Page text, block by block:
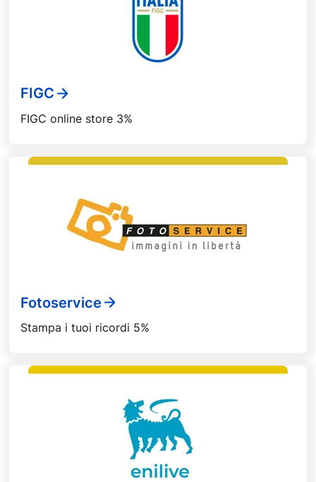
FIGC
FIGC online store 3%
Fotoservice
Stampa i tuoi ricordi 5%